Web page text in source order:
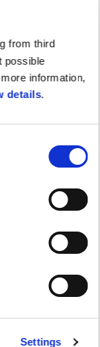
from third
possible
information,
details.
Settings
на 2024 и
утвърди като